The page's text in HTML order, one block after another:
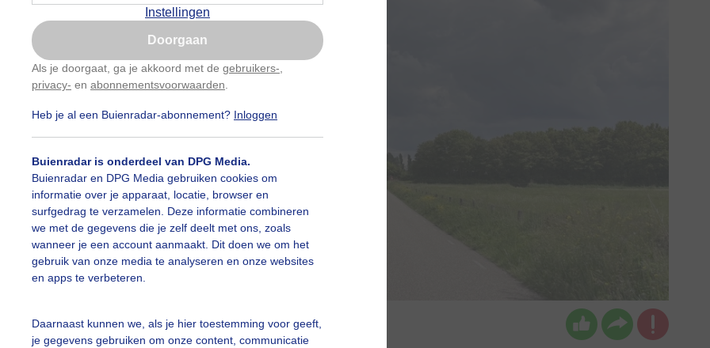
Instellingen
Doorgaan
Als je doorgaat, ga je akkoord met de gebruikers-
privacy- en abonnementsvoorwaarden
Heb je al een Buienradar-abonnement? Inloggen
Buienradar is onderdeel van DPG Media.
Buienradar en DPG Media gebruiken cookies om
informatie over je apparaat, locatie, browser en
surfgedrag te verzamelen. Deze informatie combineren
we met de gegevens die je zelf deelt met ons, zoals
wanneer je een account aanmaakt. Dit doen we om het
gebruik van onze media te analyseren en onze websites
en apps te verbeteren.
Daarnaast kunnen we, als je hier toestemming voor geeft,
je gegevens gebruiken om onze content, communicatie
Gert de Bruijn Gemaakt: 18-05-2026, 87x bekeken
Is goed, toon de popup
Nu niet, misschien later
Gebruik je Safari en wil je niet elke dag deze pop-up
Klikhierom dit aan te passen